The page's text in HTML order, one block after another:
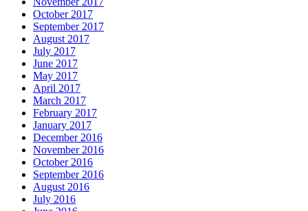
October 2017
September 2017
August 2017
July 2017
June 2017
May 2017
April 2017
March 2017
February 2017
January 2017
December 2016
November 2016
October 2016
September 2016
August 2016
July 2016